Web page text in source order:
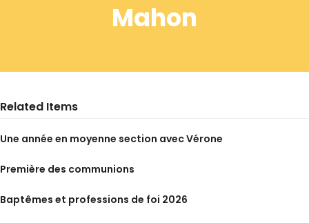
Mahon
Related Items
Une année en moyenne section avec Vérone
Première des communions
Baptêmes et professions de foi 2026